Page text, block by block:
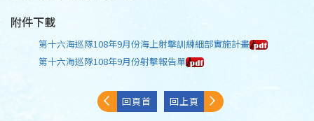
附件下載
第十六海巡隊108年9月份海上射擊訓練細部實施計畫
第十六海巡隊108年9月份射擊報告單
回頁首 回上頁